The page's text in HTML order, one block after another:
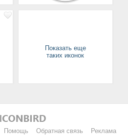
Показать еще
таких иконок
Помощь Обратная связь
Реклама